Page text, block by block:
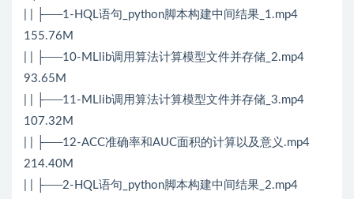
| | ├──1-HQL语句_python脚本构建中间结果_1.mp4
155.76M
| | ├──10-MLlib调用算法计算模型文件并存储_2.mp4
93.65M
| | ├──11-MLlib调用算法计算模型文件并存储_3.mp4
107.32M
| | ├──12-ACC准确率和AUC面积的计算以及意义.mp4
214.40M
| | ├──2-HQL语句_python脚本构建中间结果_2.mp4